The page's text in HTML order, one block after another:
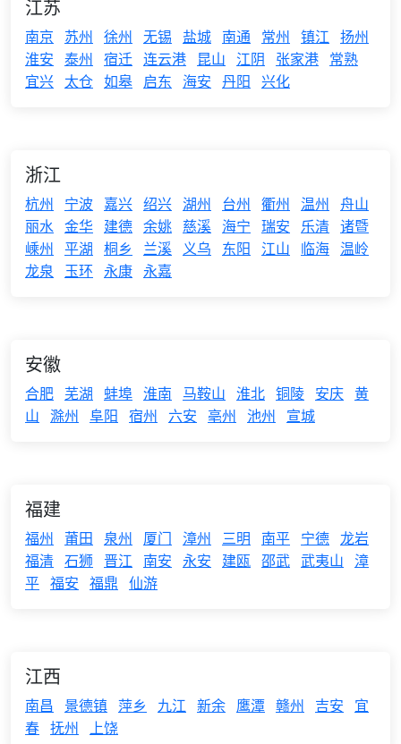
江苏
南京 苏州 徐州 无锡 盐城 南通 常州 镇江 扬州
淮安 泰州 宿迁 连云港 昆山 江阴 张家港 常熟
宜兴 太仓 如皋 启东 海安 丹阳 兴化
浙江
杭州 宁波 嘉兴 绍兴 湖州 台州 衢州 温州 舟山
丽水 金华 建德 余姚 慈溪 海宁 瑞安 乐清 诸暨
嵊州 平湖 桐乡 兰溪 义乌 东阳 江山 临海 温岭
龙泉
玉环 永康 永嘉
安徽
合肥 芜湖 蚌埠 淮南 马鞍山 淮北 铜陵 安庆 黄
山 滁州 阜阳 宿州 六安 亳州 池州 宣城
福建
福州 莆田 泉州 厦门 漳州 三明 南平 宁德 龙岩
福清 石狮 晋江 南安 永安 建瓯 邵武 武夷山
漳
平 福安 福鼎 仙游
江西
南昌 景德镇 萍乡 九江 新余 鹰潭 赣州 吉安
宜
春 抚州 上饶